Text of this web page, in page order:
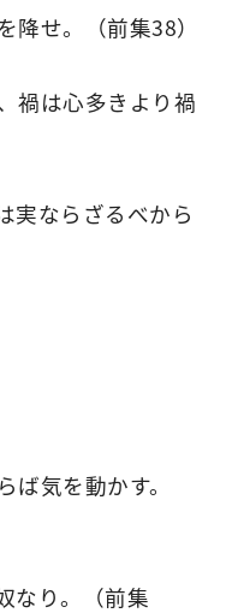
降せ。（前集38）
禍は心多きより禍
実ならざるべから
気を動かす。
なり。（前集